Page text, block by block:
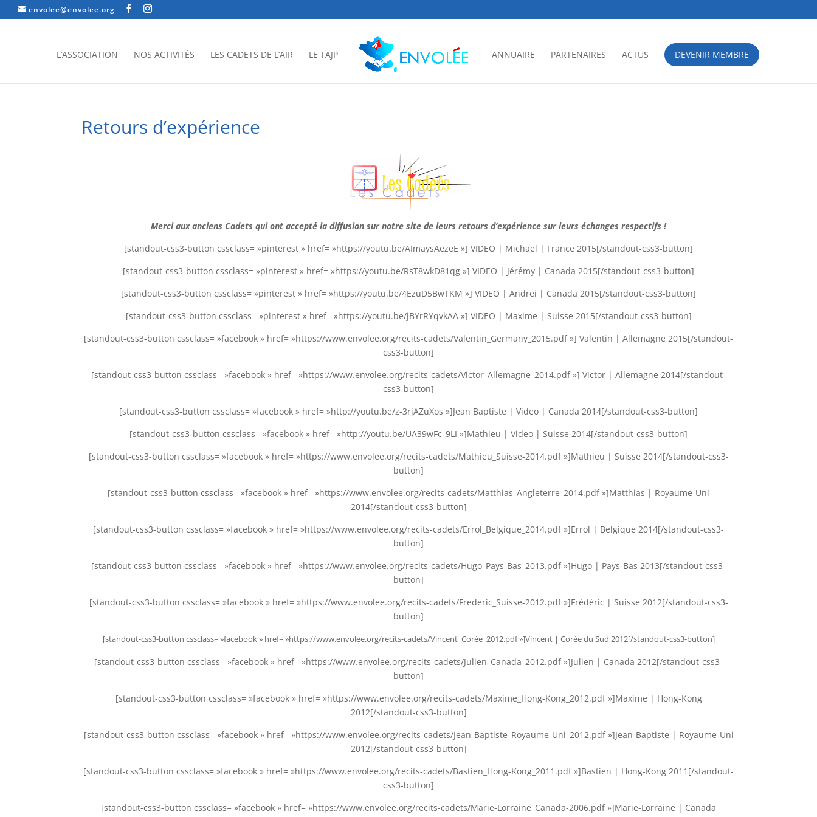
envolee@envolee.org
L’ASSOCIATION NOS ACTIVITÉS LES CADETS DE L’AIR LE TAJP ANNUAIRE PARTENAIRES ACTUS DEVENIR MEMBRE
Retours d’expérience
Merci aux anciens Cadets qui ont accepté la diffusion sur notre site de leurs retours d’expérience sur leurs échanges respectifs !
[standout-css3-button cssclass= »pinterest » href= »https://youtu.be/AImaysAezeE »] VIDEO | Michael | France 2015[/standout-css3-button]
[standout-css3-button cssclass= »pinterest » href= »https://youtu.be/RsT8wkD81qg »] VIDEO | Jérémy | Canada 2015[/standout-css3-button]
[standout-css3-button cssclass= »pinterest » href= »https://youtu.be/4EzuD5BwTKM »] VIDEO | Andrei | Canada 2015[/standout-css3-button]
[standout-css3-button cssclass= »pinterest » href= »https://youtu.be/jBYrRYqvkAA »] VIDEO | Maxime | Suisse 2015[/standout-css3-button]
[standout-css3-button cssclass= »facebook » href= »https://www.envolee.org/recits-cadets/Valentin_Germany_2015.pdf »] Valentin | Allemagne 2015[/standout-
css3-button]
[standout-css3-button cssclass= »facebook » href= »https://www.envolee.org/recits-cadets/Victor_Allemagne_2014.pdf »] Victor | Allemagne 2014[/standout-
css3-button]
[standout-css3-button cssclass= »facebook » href= »http://youtu.be/z-3rjAZuXos »]Jean Baptiste | Video | Canada 2014[/standout-css3-button]
[standout-css3-button cssclass= »facebook » href= »http://youtu.be/UA39wFc_9LI »]Mathieu | Video | Suisse 2014[/standout-css3-button]
[standout-css3-button cssclass= »facebook » href= »https://www.envolee.org/recits-cadets/Mathieu_Suisse-2014.pdf »]Mathieu | Suisse 2014[/standout-css3-
button]
[standout-css3-button cssclass= »facebook » href= »https://www.envolee.org/recits-cadets/Matthias_Angleterre_2014.pdf »]Matthias | Royaume-Uni
2014[/standout-css3-button]
[standout-css3-button cssclass= »facebook » href= »https://www.envolee.org/recits-cadets/Errol_Belgique_2014.pdf »]Errol | Belgique 2014[/standout-css3-
button]
[standout-css3-button cssclass= »facebook » href= »https://www.envolee.org/recits-cadets/Hugo_Pays-Bas_2013.pdf »]Hugo | Pays-Bas 2013[/standout-css3-
button]
[standout-css3-button cssclass= »facebook » href= »https://www.envolee.org/recits-cadets/Frederic_Suisse-2012.pdf »]Frédéric | Suisse 2012[/standout-css3-
button]
[standout-css3-button cssclass= »facebook » href= »https://www.envolee.org/recits-cadets/Vincent_Corée_2012.pdf »]Vincent | Corée du Sud 2012[/standout-css3-button]
[standout-css3-button cssclass= »facebook » href= »https://www.envolee.org/recits-cadets/Julien_Canada_2012.pdf »]Julien | Canada 2012[/standout-css3-
button]
[standout-css3-button cssclass= »facebook » href= »https://www.envolee.org/recits-cadets/Maxime_Hong-Kong_2012.pdf »]Maxime | Hong-Kong
2012[/standout-css3-button]
[standout-css3-button cssclass= »facebook » href= »https://www.envolee.org/recits-cadets/Jean-Baptiste_Royaume-Uni_2012.pdf »]Jean-Baptiste | Royaume-Uni
2012[/standout-css3-button]
[standout-css3-button cssclass= »facebook » href= »https://www.envolee.org/recits-cadets/Bastien_Hong-Kong_2011.pdf »]Bastien | Hong-Kong 2011[/standout-
css3-button]
[standout-css3-button cssclass= »facebook » href= »https://www.envolee.org/recits-cadets/Marie-Lorraine_Canada-2006.pdf »]Marie-Lorraine | Canada